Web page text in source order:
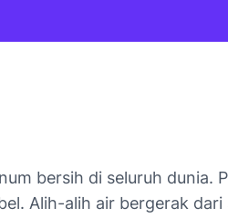
bersih di seluruh dunia.
Alih-alih air bergerak